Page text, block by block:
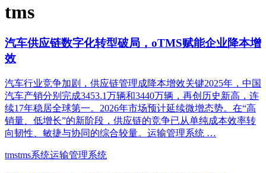
tms
汽车供应链数字化转型破局，oTMS赋能企业降本增
效
汽车行业竞争加剧，供应链管理成降本增效关键2025年，中国
汽车产销分别完成3453.1万辆和3440万辆，再创历史新高，连
续17年稳居全球第一。2026年市场预计延续微增态势。在“高
销量、低增长”的新阶段，供应链的竞争已从单纯成本效率转
向韧性、敏捷与协同的综合较量。运输管理系统 …
tmstms系统运输管理系统